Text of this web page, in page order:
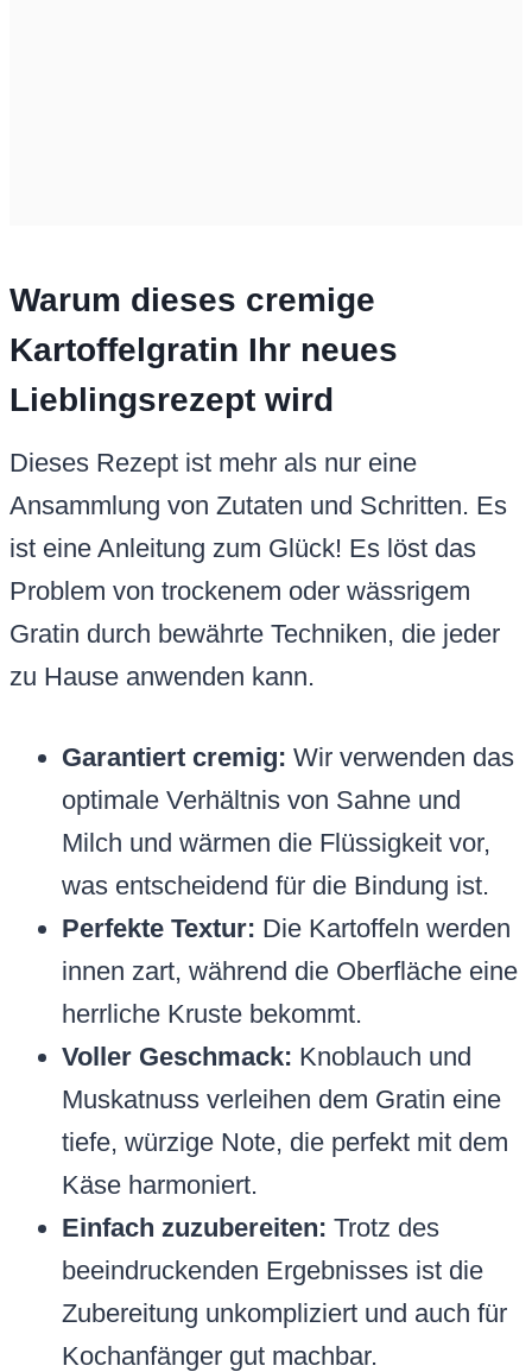
Warum dieses cremige
Kartoffelgratin Ihr neues
Lieblingsrezept wird
Dieses Rezept ist mehr als nur eine
Ansammlung von Zutaten und Schritten. Es
ist eine Anleitung zum Glück! Es löst das
Problem von trockenem oder wässrigem
Gratin durch bewährte Techniken, die jeder
zu Hause anwenden kann.
Garantiert cremig: Wir verwenden das
optimale Verhältnis von Sahne und
Milch und wärmen die Flüssigkeit vor,
was entscheidend für die Bindung ist.
Perfekte Textur: Die Kartoffeln werden
innen zart, während die Oberfläche eine
herrliche Kruste bekommt.
Voller Geschmack: Knoblauch und
Muskatnuss verleihen dem Gratin eine
tiefe, würzige Note, die perfekt mit dem
Käse harmoniert.
Einfach zuzubereiten: Trotz des
beeindruckenden Ergebnisses ist die
Zubereitung unkompliziert und auch für
Kochanfänger gut machbar.